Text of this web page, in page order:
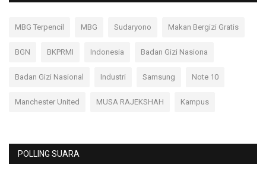
MBG Terpencil MBG Sudaryono Makan Bergizi Gratis
BGN BKPRMI Indonesia Badan Gizi Nasiona
Badan Gizi Nasional Industri Samsung Note 10
Manchester United MUSA RAJEKSHAH Kampus
POLLING SUARA